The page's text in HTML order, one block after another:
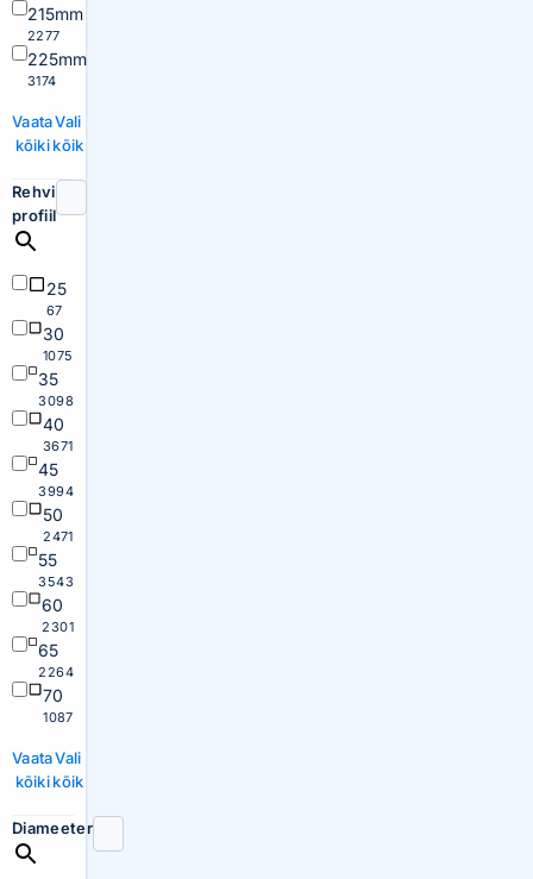
215mm
2277
225mm
3174
Vaata
kõiki
Vali
kõik
Rehvi
profiil
25
67
30
1075
35
3098
40
3671
45
3994
50
2471
55
3543
60
2301
65
2264
70
1087
Vaata
kõiki
Vali
kõik
Diameeter